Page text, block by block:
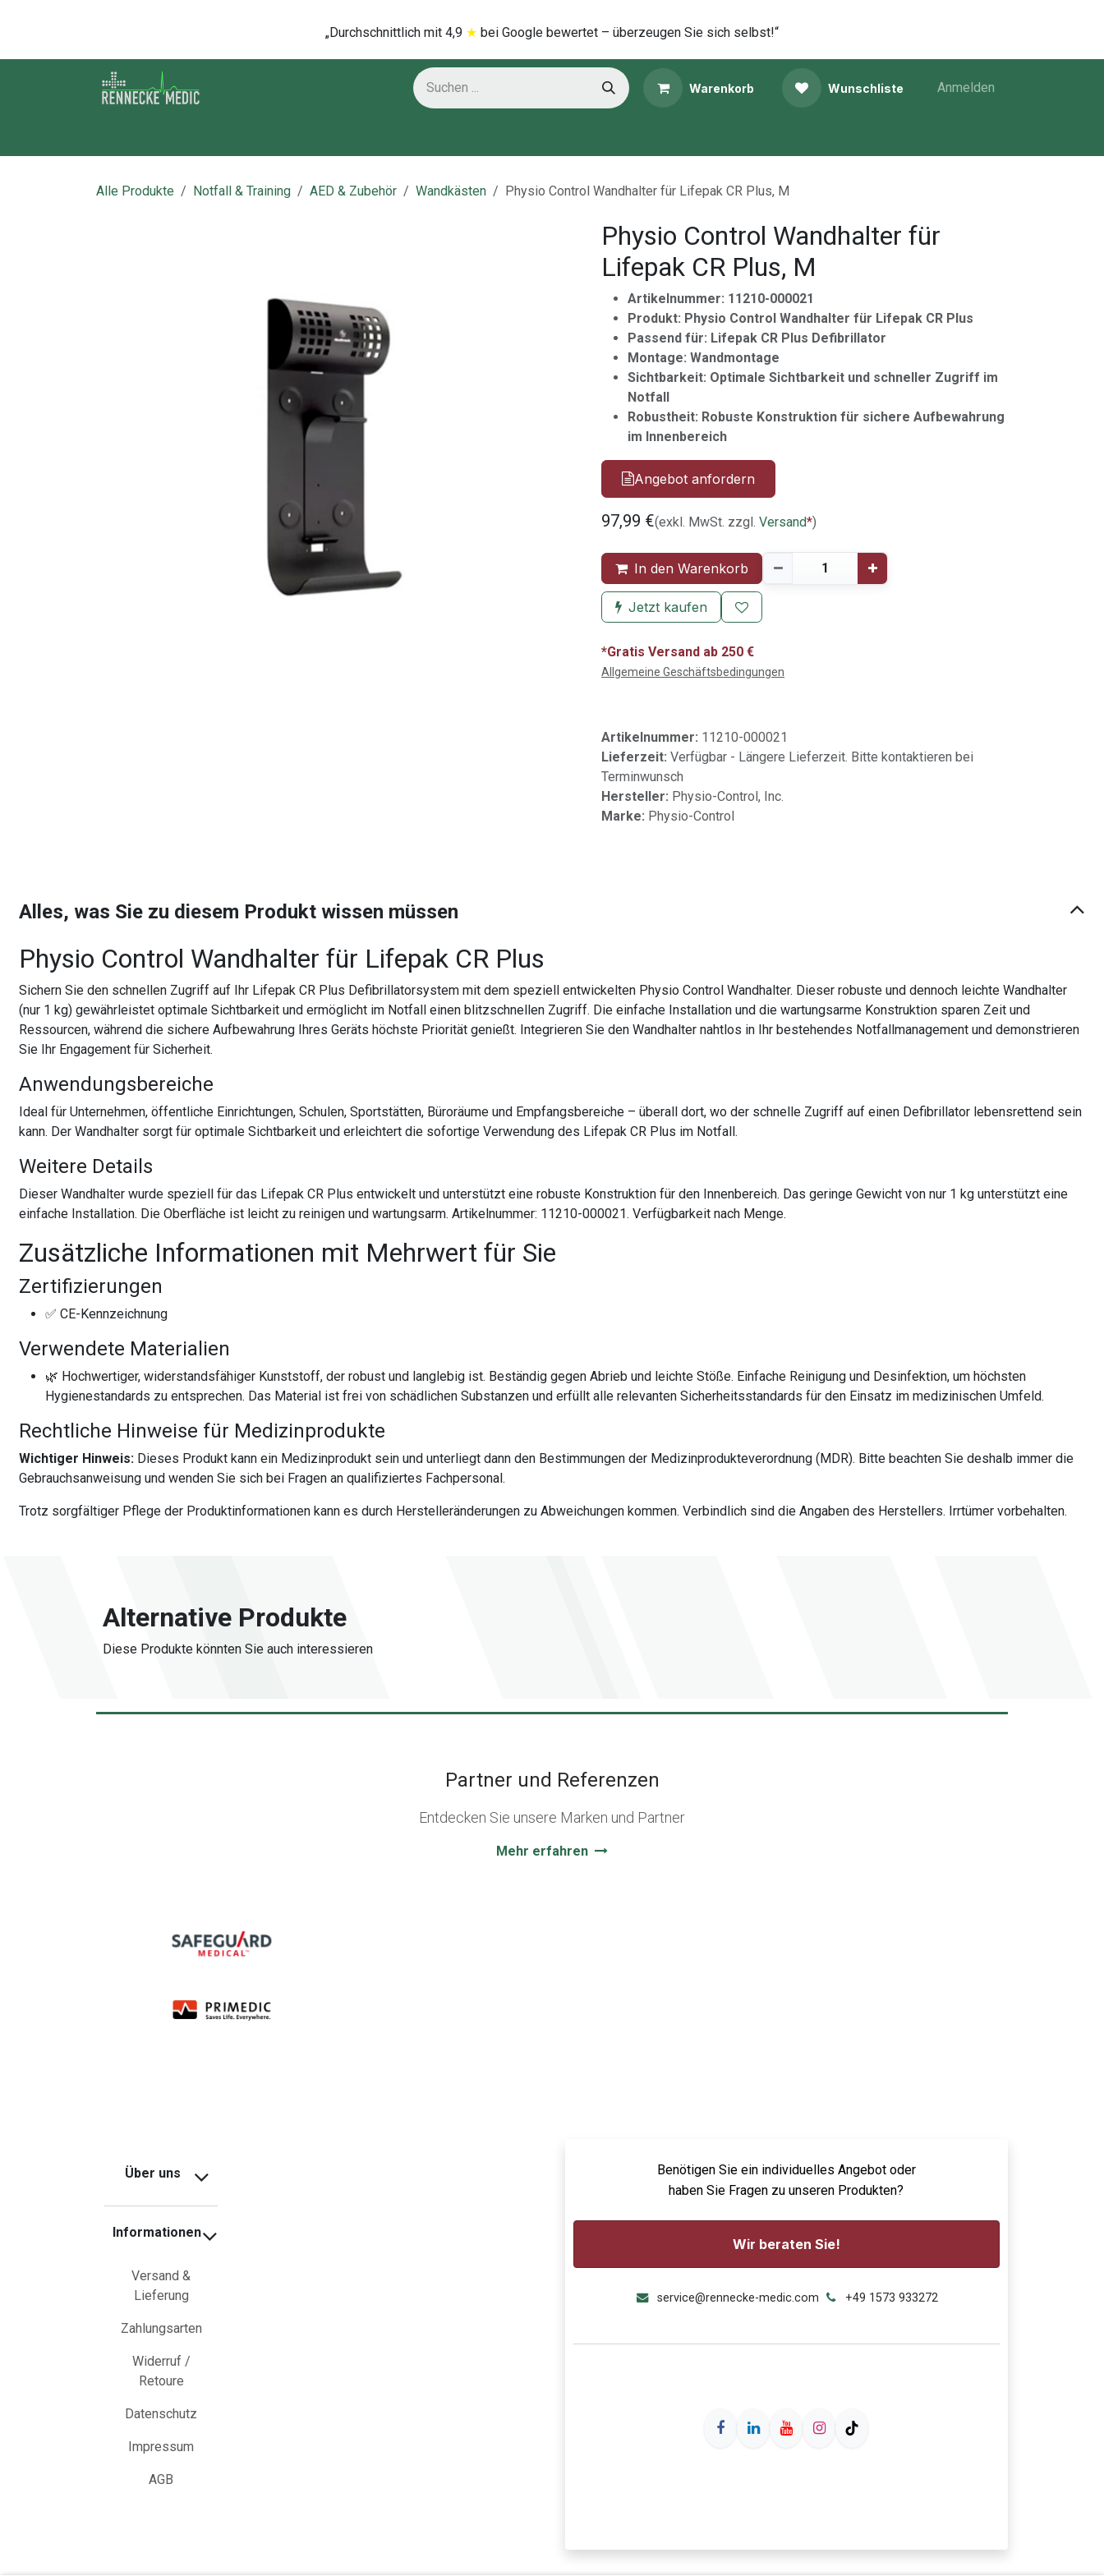
„Durchschnittlich mi​t 4,9 ★ bei Google bewertet – überzeugen Sie sich selbst!“
Warenkorb Wunschliste Anmelden
Alle Produkte Notfall & Training AED & Zubehör Wandkästen Physio Control Wandhalter für Lifepak CR Plus, M
Physio Control Wandhalter für
Lifepak CR Plus, M
Artikelnummer: 11210-000021
Produkt: Physio Control Wandhalter für Lifepak CR Plus
Passend für: Lifepak CR Plus Defibrillator
Montage: Wandmontage
Sichtbarkeit: Optimale Sichtbarkeit und schneller Zugriff im
Notfall
Robustheit: Robuste Konstruktion für sichere Aufbewahrung
im Innenbereich
Angebot anfordern
97,99 €(exkl. MwSt. zzgl. Versand*)
In den Warenkorb
Jetzt kaufen
*Gratis Versand ab 250 €
Allgemeine Geschäftsbedingungen
Artikelnummer: 11210-000021
Lieferzeit: Verfügbar - Längere Lieferzeit. Bitte kontaktieren bei
Terminwunsch
Hersteller: Physio-Control, Inc.
Marke: Physio-Control
Alles, was Sie zu diesem Produkt wissen müssen
Physio Control Wandhalter für Lifepak CR Plus
Sichern Sie den schnellen Zugriff auf Ihr Lifepak CR Plus Defibrillatorsystem mit dem speziell entwickelten Physio Control Wandhalter. Dieser robuste und dennoch leichte Wandhalter
(nur 1 kg) gewährleistet optimale Sichtbarkeit und ermöglicht im Notfall einen blitzschnellen Zugriff. Die einfache Installation und die wartungsarme Konstruktion sparen Zeit und
Ressourcen, während die sichere Aufbewahrung Ihres Geräts höchste Priorität genießt. Integrieren Sie den Wandhalter nahtlos in Ihr bestehendes Notfallmanagement und demonstrieren
Sie Ihr Engagement für Sicherheit.
Anwendungsbereiche
Ideal für Unternehmen, öffentliche Einrichtungen, Schulen, Sportstätten, Büroräume und Empfangsbereiche – überall dort, wo der schnelle Zugriff auf einen Defibrillator lebensrettend sein
kann. Der Wandhalter sorgt für optimale Sichtbarkeit und erleichtert die sofortige Verwendung des Lifepak CR Plus im Notfall.
Weitere Details
Dieser Wandhalter wurde speziell für das Lifepak CR Plus entwickelt und unterstützt eine robuste Konstruktion für den Innenbereich. Das geringe Gewicht von nur 1 kg unterstützt eine
einfache Installation. Die Oberfläche ist leicht zu reinigen und wartungsarm. Artikelnummer: 11210-000021. Verfügbarkeit nach Menge.
Zusätzliche Informationen mit Mehrwert für Sie
Zertifizierungen
✅ CE-Kennzeichnung
Verwendete Materialien
🌿 Hochwertiger, widerstandsfähiger Kunststoff, der robust und langlebig ist. Beständig gegen Abrieb und leichte Stöße. Einfache Reinigung und Desinfektion, um höchsten
Hygienestandards zu entsprechen. Das Material ist frei von schädlichen Substanzen und erfüllt alle relevanten Sicherheitsstandards für den Einsatz im medizinischen Umfeld.
Rechtliche Hinweise für Medizinprodukte
Wichtiger Hinweis: Dieses Produkt kann ein Medizinprodukt sein und unterliegt dann den Bestimmungen der Medizinprodukteverordnung (MDR). Bitte beachten Sie deshalb immer die
Gebrauchsanweisung und wenden Sie sich bei Fragen an qualifiziertes Fachpersonal.
Trotz sorgfältiger Pflege der Produktinformationen kann es durch Herstelleränderungen zu Abweichungen kommen. Verbindlich sind die Angaben des Herstellers. Irrtümer vorbehalten.
Alternative Produkte
Diese Produkte könnten Sie auch interessieren
Partner und Referenzen
Entdecken Sie unsere Marken und Partner
Mehr erfahren
Über uns
Informationen
Versand &
Lieferung
Zahlungsarten
Widerruf /
Retoure
Datenschutz
Impressum
AGB
Benötigen Sie ein individuelles Angebot oder
haben Sie Fragen zu unseren Produkten?
Wir beraten Sie!
service@rennecke-medic.com +49 1573 933272